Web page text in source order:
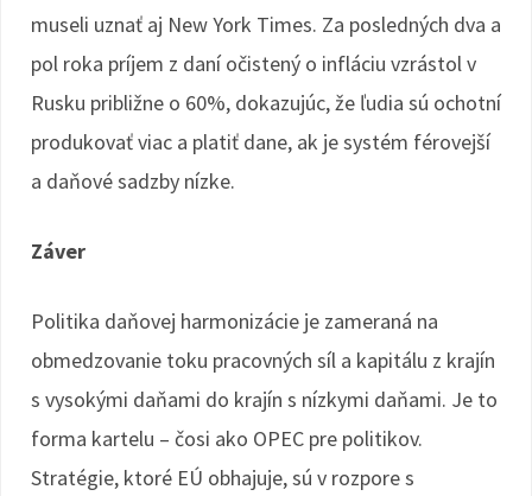
museli uznať aj New York Times. Za posledných dva a
pol roka príjem z daní očistený o infláciu vzrástol v
Rusku približne o 60%, dokazujúc, že ľudia sú ochotní
produkovať viac a platiť dane, ak je systém férovejší
a daňové sadzby nízke.
Záver
Politika daňovej harmonizácie je zameraná na
obmedzovanie toku pracovných síl a kapitálu z krajín
s vysokými daňami do krajín s nízkymi daňami. Je to
forma kartelu – čosi ako OPEC pre politikov.
Stratégie, ktoré EÚ obhajuje, sú v rozpore s